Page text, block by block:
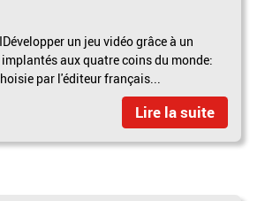
un jeu vidéo grâce à un
aux quatre coins du monde:
par l'éditeur français...
Lire la suite